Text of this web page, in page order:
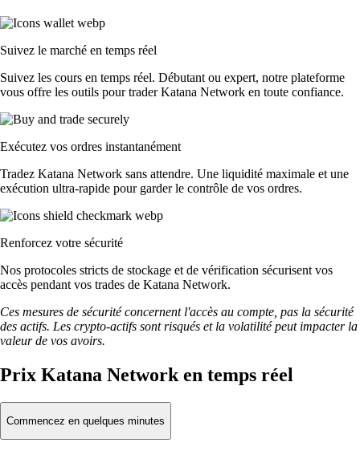
Suivez le marché en temps réel
Suivez les cours en temps réel. Débutant ou expert, notre plateforme
vous offre les outils pour trader Katana Network en toute confiance.
Exécutez vos ordres instantanément
Tradez Katana Network sans attendre. Une liquidité maximale et une
exécution ultra-rapide pour garder le contrôle de vos ordres.
Renforcez votre sécurité
Nos protocoles stricts de stockage et de vérification sécurisent vos
accès pendant vos trades de Katana Network.
Ces mesures de sécurité concernent l'accès au compte, pas la sécurité
des actifs. Les crypto-actifs sont risqués et la volatilité peut impacter la
valeur de vos avoirs.
Prix Katana Network en temps réel
Commencez en quelques minutes